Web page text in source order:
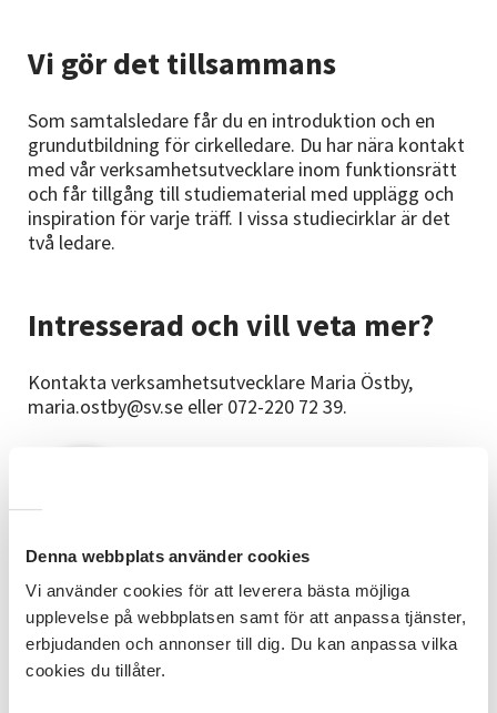
Denna webbplats använder cookies
Vi använder cookies för att leverera bästa möjliga
upplevelse på webbplatsen samt för att anpassa tjänster,
erbjudanden och annonser till dig. Du kan anpassa vilka
cookies du tillåter.
Vi gör det tillsammans
Som samtalsledare får du en introduktion och en
grundutbildning för cirkelledare. Du har nära kontakt
med vår verksamhetsutvecklare inom funktionsrätt
och får tillgång till studiematerial med upplägg och
inspiration för varje träff. I vissa studiecirklar är det
två ledare.
Intresserad och vill veta mer?
Kontakta verksamhetsutvecklare Maria Östby,
maria.ostby@sv.se eller 072-220 72 39.
Verksamhetsutvecklare
Maria Östby